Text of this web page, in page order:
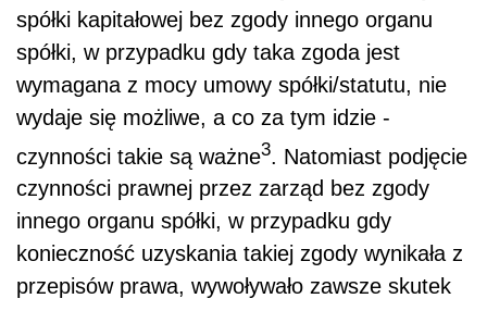
spółki kapitałowej bez zgody innego organu
spółki, w przypadku gdy taka zgoda jest
wymagana z mocy umowy spółki/statutu, nie
wydaje się możliwe, a co za tym idzie -
czynności takie są ważne3. Natomiast podjęcie
czynności prawnej przez zarząd bez zgody
innego organu spółki, w przypadku gdy
konieczność uzyskania takiej zgody wynikała z
przepisów prawa, wywoływało zawsze skutek